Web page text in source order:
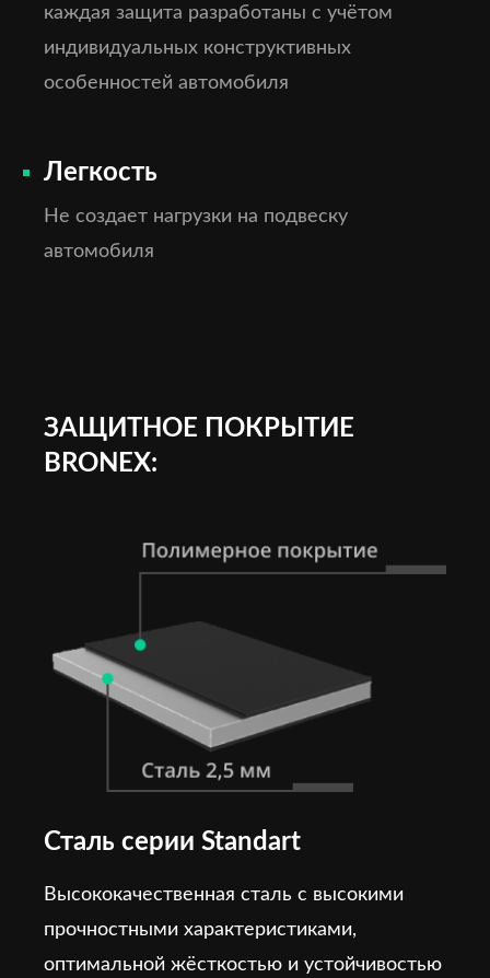
каждая защита разработаны с учётом
индивидуальных конструктивных
особенностей автомобиля
Легкость
Не создает нагрузки на подвеску
автомобиля
ЗАЩИТНОЕ ПОКРЫТИЕ
BRONEX:
Сталь серии Standart
Высококачественная сталь с высокими
прочностными характеристиками,
оптимальной жёсткостью и устойчивостью